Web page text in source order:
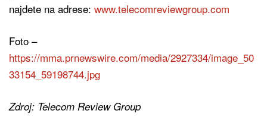
najdete na adrese: www.telecomreviewgroup.com
Foto –
https://mma.prnewswire.com/media/2927334/image_50
33154_59198744.jpg
Zdroj: Telecom Review Group